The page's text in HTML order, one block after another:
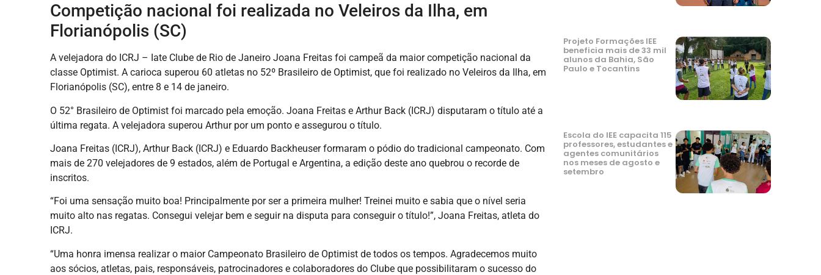
Competição nacional foi realizada no Veleiros da Ilha, em
Florianópolis (SC)
A velejadora do ICRJ – Iate Clube de Rio de Janeiro Joana Freitas foi campeã da maior competição nacional da
classe Optimist. A carioca superou 60 atletas no 52º Brasileiro de Optimist, que foi realizado no Veleiros da Ilha, em
Florianópolis (SC), entre 8 e 14 de janeiro.
O 52° Brasileiro de Optimist foi marcado pela emoção. Joana Freitas e Arthur Back (ICRJ) disputaram o título até a
última regata. A velejadora superou Arthur por um ponto e assegurou o título.
Joana Freitas (ICRJ), Arthur Back (ICRJ) e Eduardo Backheuser formaram o pódio do tradicional campeonato. Com
mais de 270 velejadores de 9 estados, além de Portugal e Argentina, a edição deste ano quebrou o recorde de
inscritos.
“Foi uma sensação muito boa! Principalmente por ser a primeira mulher! Treinei muito e sabia que o nível seria
muito alto nas regatas. Consegui velejar bem e seguir na disputa para conseguir o título!”, Joana Freitas, atleta do
ICRJ.
“Uma honra imensa realizar o maior Campeonato Brasileiro de Optimist de todos os tempos. Agradecemos muito
aos sócios, atletas, pais, responsáveis, patrocinadores e colaboradores do Clube que possibilitaram o sucesso do
Projeto Formações IEE
beneficia mais de 33 mil
alunos da Bahia, São
Paulo e Tocantins
Escola do IEE capacita 115
professores, estudantes e
agentes comunitários
nos meses de agosto e
setembro